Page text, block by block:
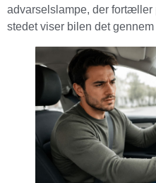
advarselslampe, der fortæller
stedet viser bilen det